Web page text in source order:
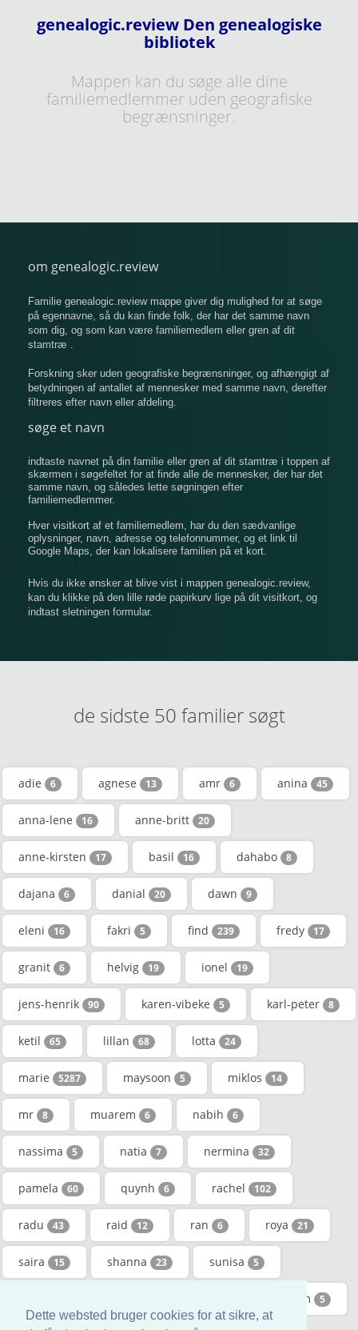
Dette websted bruger cookies for at sikre, at
genealogic.review Den genealogiske
bibliotek
Mappen kan du søge alle dine
familiemedlemmer uden geografiske
begrænsninger.
om genealogic.review
Familie genealogic.review mappe giver dig mulighed for at søge
på egennavne, så du kan finde folk, der har det samme navn
som dig, og som kan være familiemedlem eller gren af ​​dit
stamtræ .
Forskning sker uden geografiske begrænsninger, og afhængigt af
betydningen af ​​antallet af mennesker med samme navn, derefter
filtreres efter navn eller afdeling.
søge et navn
indtaste navnet på din familie eller gren af ​​dit stamtræ i toppen af
​​skærmen i søgefeltet for at finde alle de mennesker, der har det
samme navn, og således lette søgningen efter
familiemedlemmer.
Hver visitkort af et familiemedlem, har du den sædvanlige
oplysninger, navn, adresse og telefonnummer, og et link til
Google Maps, der kan lokalisere familien på et kort.
Hvis du ikke ønsker at blive vist i mappen genealogic.review,
kan du klikke på den lille røde papirkurv lige på dit visitkort, og
indtast sletningen formular.
de sidste 50 familier søgt
adie 6 agnese 13 amr 6 anina 45
anna-lene 16 anne-britt 20
anne-kirsten 17 basil 16 dahabo 8
dajana 6 danial 20 dawn 9
eleni 16 fakri 5 find 239 fredy 17
granit 6 helvig 19 ionel 19
jens-henrik 90 karen-vibeke 5 karl-peter 8
ketil 65 lillan 68 lotta 24
marie 5287 maysoon 5 miklos 14
mr 8 muarem 6 nabih 6
nassima 5 natia 7 nermina 32
pamela 60 quynh 6 rachel 102
radu 43 raid 12 ran 6 roya 21
saira 15 shanna 23 sunisa 5
zajim 5